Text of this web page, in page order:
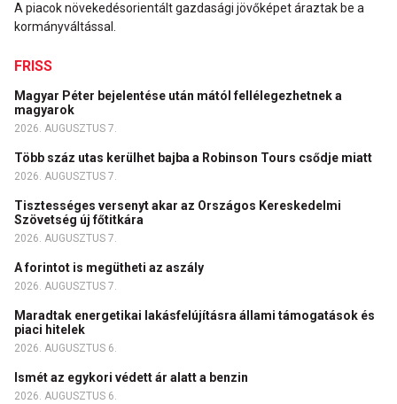
A piacok növekedésorientált gazdasági jövőképet áraztak be a
kormányváltással.
FRISS
Magyar Péter bejelentése után mától fellélegezhetnek a
magyarok
2026. AUGUSZTUS 7.
Több száz utas kerülhet bajba a Robinson Tours csődje miatt
2026. AUGUSZTUS 7.
Tisztességes versenyt akar az Országos Kereskedelmi
Szövetség új főtitkára
2026. AUGUSZTUS 7.
A forintot is megütheti az aszály
2026. AUGUSZTUS 7.
Maradtak energetikai lakásfelújításra állami támogatások és
piaci hitelek
2026. AUGUSZTUS 6.
Ismét az egykori védett ár alatt a benzin
2026. AUGUSZTUS 6.